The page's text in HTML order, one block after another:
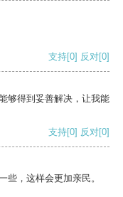
支持[0] 反对[0]
够得到妥善解决，让我能
支持[0] 反对[0]
些，这样会更加亲民。